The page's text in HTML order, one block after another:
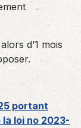
d’1 mois
portant
loi no 2023-